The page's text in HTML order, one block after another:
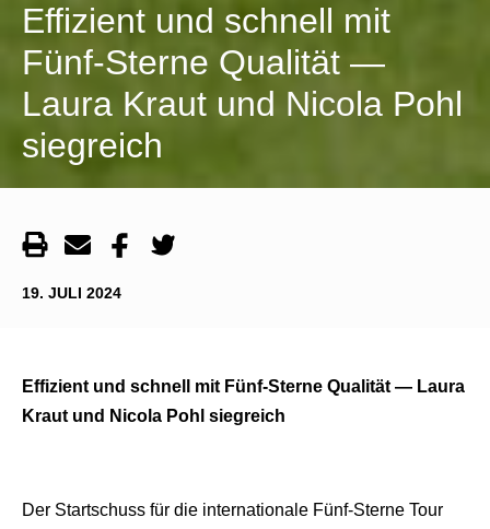
Effizient und schnell mit
Fünf-Sterne Qualität —
Laura Kraut und Nicola Pohl
siegreich
19. JULI 2024
Effizient und schnell mit Fünf-Sterne Qualität — Laura
Kraut und Nicola Pohl siegreich
Der Startschuss für die internationale Fünf-Sterne Tour